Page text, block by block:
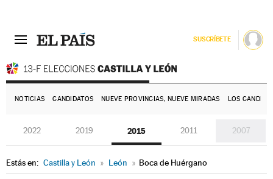
SUSCRÍBETE
NOTICIAS CANDIDATOS NUEVE PROVINCIAS, NUEVE MIRADAS LOS
2022 2019 2015 2011 2007
Estás en: Castilla y León » León » Boca de Huérgano